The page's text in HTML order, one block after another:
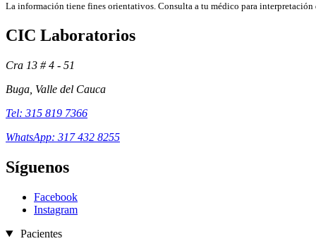
La información tiene fines orientativos. Consulta a tu médico para interpretación
CIC Laboratorios
Cra 13 # 4 - 51
Buga, Valle del Cauca
Tel: 315 819 7366
WhatsApp: 317 432 8255
Síguenos
Facebook
Instagram
Pacientes